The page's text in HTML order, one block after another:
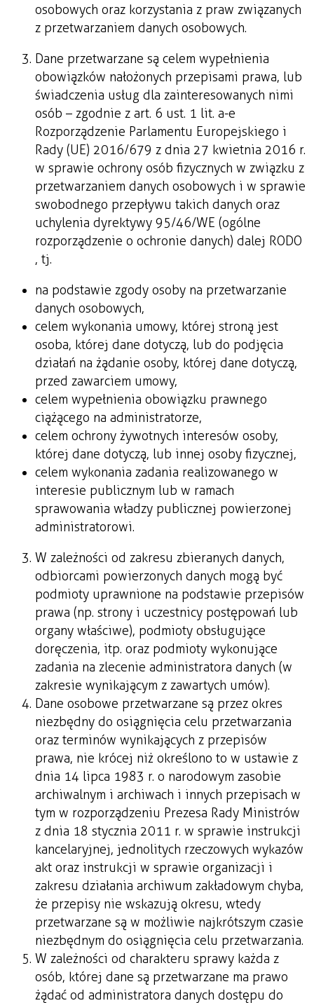
osobowych oraz korzystania z praw związanych
z przetwarzaniem danych osobowych.
Dane przetwarzane są celem wypełnienia
obowiązków nałożonych przepisami prawa, lub
świadczenia usług dla zainteresowanych nimi
osób – zgodnie z art. 6 ust. 1 lit. a-e
Rozporządzenie Parlamentu Europejskiego i
Rady (UE) 2016/679 z dnia 27 kwietnia 2016 r.
w sprawie ochrony osób fizycznych w związku z
przetwarzaniem danych osobowych i w sprawie
swobodnego przepływu takich danych oraz
uchylenia dyrektywy 95/46/WE (ogólne
rozporządzenie o ochronie danych) dalej RODO
, tj.
na podstawie zgody osoby na przetwarzanie
danych osobowych,
celem wykonania umowy, której stroną jest
osoba, której dane dotyczą, lub do podjęcia
działań na żądanie osoby, której dane dotyczą,
przed zawarciem umowy,
celem wypełnienia obowiązku prawnego
ciążącego na administratorze,
celem ochrony żywotnych interesów osoby,
której dane dotyczą, lub innej osoby fizycznej,
celem wykonania zadania realizowanego w
interesie publicznym lub w ramach
sprawowania władzy publicznej powierzonej
administratorowi.
W zależności od zakresu zbieranych danych,
odbiorcami powierzonych danych mogą być
podmioty uprawnione na podstawie przepisów
prawa (np. strony i uczestnicy postępowań lub
organy właściwe), podmioty obsługujące
doręczenia, itp. oraz podmioty wykonujące
zadania na zlecenie administratora danych (w
zakresie wynikającym z zawartych umów).
Dane osobowe przetwarzane są przez okres
niezbędny do osiągnięcia celu przetwarzania
oraz terminów wynikających z przepisów
prawa, nie krócej niż określono to w ustawie z
dnia 14 lipca 1983 r. o narodowym zasobie
archiwalnym i archiwach i innych przepisach w
tym w rozporządzeniu Prezesa Rady Ministrów
z dnia 18 stycznia 2011 r. w sprawie instrukcji
kancelaryjnej, jednolitych rzeczowych wykazów
akt oraz instrukcji w sprawie organizacji i
zakresu działania archiwum zakładowym chyba,
że przepisy nie wskazują okresu, wtedy
przetwarzane są w możliwie najkrótszym czasie
niezbędnym do osiągnięcia celu przetwarzania.
W zależności od charakteru sprawy każda z
osób, której dane są przetwarzane ma prawo
żądać od administratora danych dostępu do